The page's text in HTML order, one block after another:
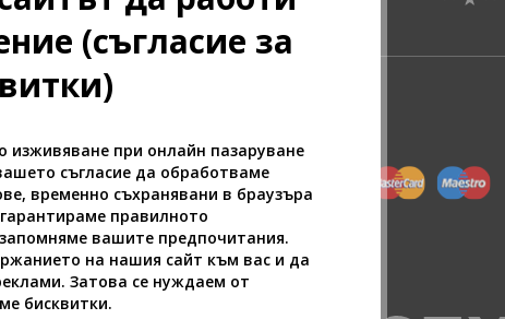
(съгласие за
при онлайн пазаруване
съгласие да обработваме
временно съхранявани в браузъра
правилното
вашите предпочитания.
на нашия сайт към вас и да
Затова се нуждаем от
бисквитки.